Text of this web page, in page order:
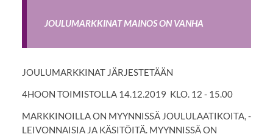
JOULUMARKKINAT MAINOS ON VANHA
JOULUMARKKINAT JÄRJESTETÄÄN
4HOON TOIMISTOLLA 14.12.2019 KLO. 12 - 15.00
MARKKINOILLA ON MYYNNISSÄ JOULULAATIKOITA, -
LEIVONNAISIA JA KÄSITÖITÄ. MYYNNISSÄ ON